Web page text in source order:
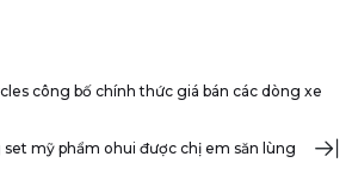
set mỹ phẩm ohui được chị em săn lùng